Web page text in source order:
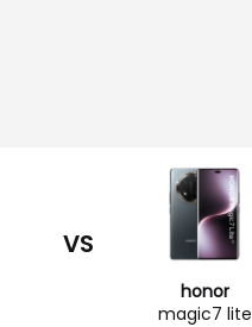
VS
honor
magic7 lite